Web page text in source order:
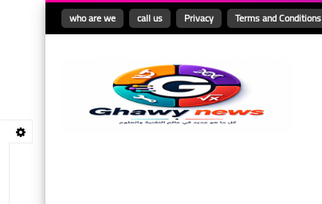
who are we call us Privacy Terms and Conditions